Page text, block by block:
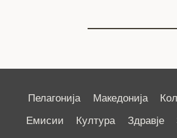
Пелагонија Македонија
Емисии
Култура Здравје